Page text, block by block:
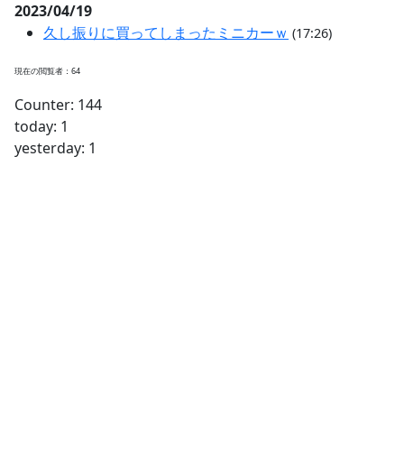
2023/04/19
久し振りに買ってしまったミニカーｗ (17:26)
現在の閲覧者：64
Counter: 144
today: 1
yesterday: 1